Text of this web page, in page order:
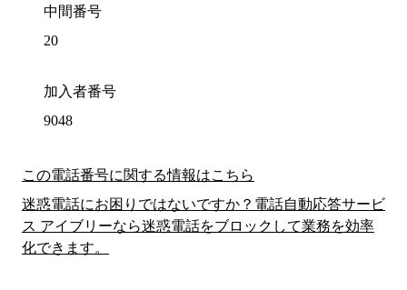
中間番号
20
加入者番号
9048
この電話番号に関する情報はこちら
迷惑電話にお困りではないですか？電話自動応答サービ
ス アイブリーなら迷惑電話をブロックして業務を効率
化できます。